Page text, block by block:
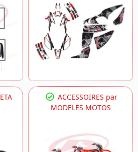
ACCESSOIRES par
MODELES MOTOS